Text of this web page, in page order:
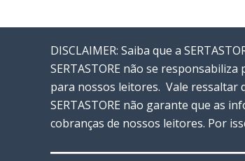
–
Guia
Completo
DISCLAIMER: Saiba que a
SERTASTORE não se
para nossos leitores. Vale ressaltar
SERTASTORE não garante que as
cobranças de nossos leitores. Por